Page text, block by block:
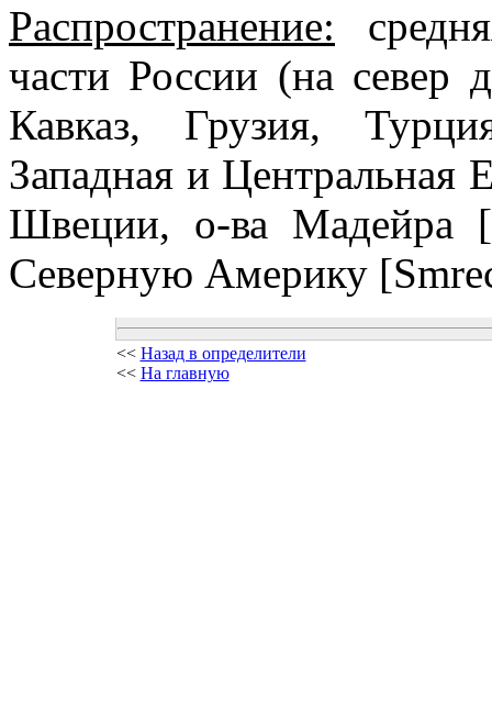
Распространение:
части России (на север
Кавказ, Грузия,
Западная и
Швеции, о-ва Мадейра
Северную Америку
<< Назад в определители
<< На главную